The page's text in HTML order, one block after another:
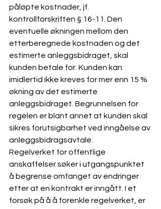
påløpte kostnader, jf.
kontrollforskriften § 16-11. Den
eventuelle økningen mellom den
etterberegnede kostnaden og det
estimerte anleggsbidraget, skal
kunden betale for. Kunden kan
imidlertid ikke kreves for mer enn 15 %
økning av det estimerte
anleggsbidraget. Begrunnelsen for
regelen er blant annet at kunden skal
sikres forutsigbarhet ved inngåelse av
anleggsbidragsavtale.
Regelverket for offentlige
anskaffelser søker i utgangspunktet
å begrense omfanget av endringer
etter at en kontrakt er inngått. I et
forsøk på å å forenkle regelverket, er